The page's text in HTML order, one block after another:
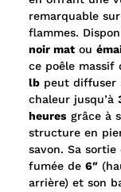
remarquable
flammes.
noir mat ou
ce poêle massif
lb peut diffuser
chaleur jusqu’à
heures grâce à
structure en
savon. Sa sortie
fumée de6″
arrière) et son
une combustion
stéatite , il
pendant de
offrant un
efficacité
vaste foyer en
écologique et
espaces.